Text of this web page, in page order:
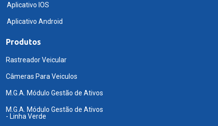
Aplicativo IOS
Aplicativo Android
Produtos
Rastreador Veicular
Câmeras Para Veiculos
M.G.A. Módulo Gestão de Ativos
M.G.A. Módulo Gestão de Ativos
- Linha Verde